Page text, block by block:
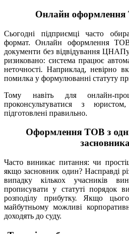
Онлайн оформлення
Сьогодні підприємці часто
формат. Онлайн оформлення
документи без відвідування
ризиковано: система працює
неточності. Наприклад, невірно
помилка у формулюванні статуту
Тому навіть для онлайн-
проконсультуватися з
підготовлені правильно.
Оформлення ТОВ з
Часто виникає питання: чи
якщо засновник один? Насправді
випадку кількох учасників
прописувати у статуті порядок
розподілу прибутку. Якщо
майбутньому можливі
доходять до суду.